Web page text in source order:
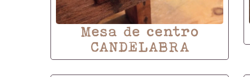
Mesa de centro
CANDELABRA